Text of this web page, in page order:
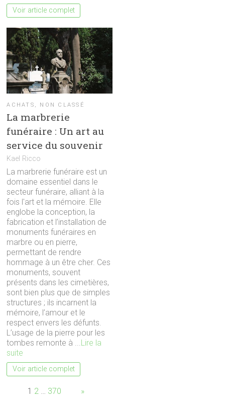
Voir article complet
ACHATS , NON CLASSÉ
La marbrerie
funéraire : Un art au
service du souvenir
Kael Ricco
La marbrerie funéraire est un
domaine essentiel dans le
secteur funéraire, alliant à la
fois l'art et la mémoire. Elle
englobe la conception, la
fabrication et l’installation de
monuments funéraires en
marbre ou en pierre,
permettant de rendre
hommage à un être cher. Ces
monuments, souvent
présents dans les cimetières,
sont bien plus que de simples
structures ; ils incarnent la
mémoire, l’amour et le
respect envers les défunts.
L’usage de la pierre pour les
tombes remonte à ...Lire la
suite
Voir article complet
Page:1 2 … 370 »